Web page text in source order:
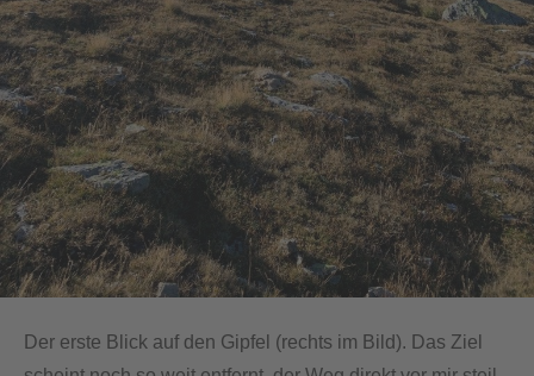
Der erste Blick auf den Gipfel (rechts im Bild). Das Ziel